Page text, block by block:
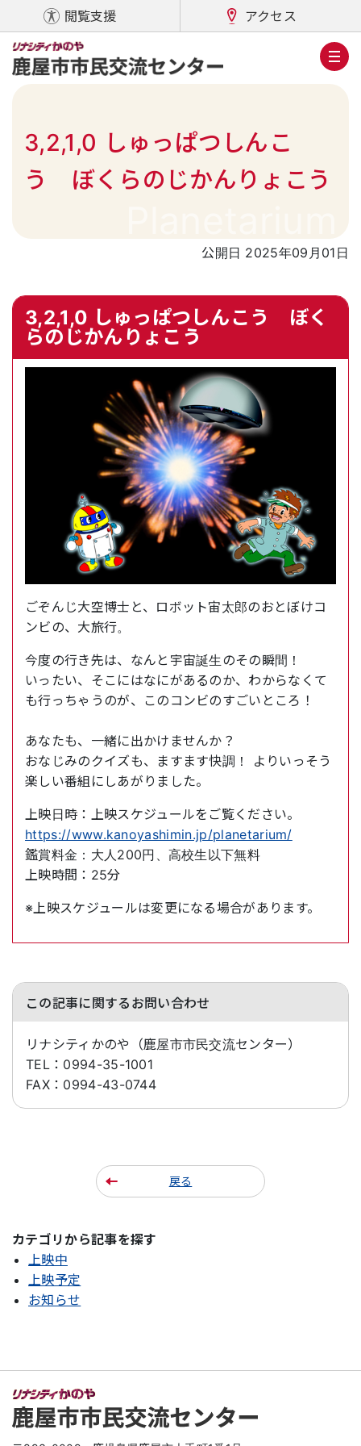
閲覧支援 アクセス
3,2,1,0 しゅっぱつしんこ
う ぼくらのじかんりょこう
公開日 2025年09月01日
3,2,1,0 しゅっぱつしんこう ぼく
らのじかんりょこう
ごぞんじ大空博士と、ロボット宙太郎のおとぼけコ
ンビの、大旅行。
今度の行き先は、なんと宇宙誕生のその瞬間！
いったい、そこにはなにがあるのか、わからなくて
も行っちゃうのが、このコンビのすごいところ！
あなたも、一緒に出かけませんか？
おなじみのクイズも、ますます快調！ よりいっそう
楽しい番組にしあがりました。
上映日時：上映スケジュールをご覧ください。
https://www.kanoyashimin.jp/planetarium/
鑑賞料金：大人200円、高校生以下無料
上映時間：25分
※上映スケジュールは変更になる場合があります。
この記事に関するお問い合わせ
リナシティかのや（鹿屋市市民交流センター）
TEL： 0994-35-1001
FAX： 0994-43-0744
戻る
カテゴリから記事を探す
上映中
上映予定
お知らせ